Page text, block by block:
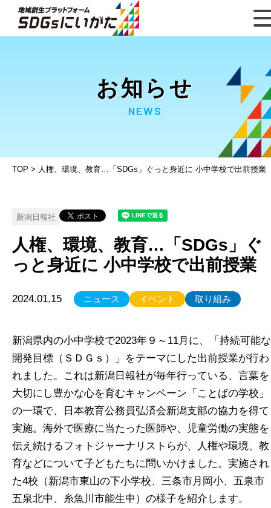
お知らせ
NEWS
TOP > 人権、環境、教育…「SDGs」ぐっと身近に 小中学校で出前授業
新潟日報社
人権、環境、教育…「SDGs」ぐ
っと身近に 小中学校で出前授業
2024.01.15 ニュース イベント 取り組み
新潟県内の小中学校で2023年９～11月に、「持続可能な
開発目標（ＳＤＧｓ）」をテーマにした出前授業が行わ
れました。これは新潟日報社が毎年行っている、言葉を
大切にし豊かな心を育むキャンペーン「ことばの学校」
の一環で、日本教育公務員弘済会新潟支部の協力を得て
実施。海外で医療に当たった医師や、児童労働の実態を
伝え続けるフォトジャーナリストらが、人権や環境、教
育などについて子どもたちに問いかけました。実施され
た4校（新潟市東山の下小学校、三条市月岡小、五泉市
五泉北中、糸魚川市能生中）の様子を紹介します。